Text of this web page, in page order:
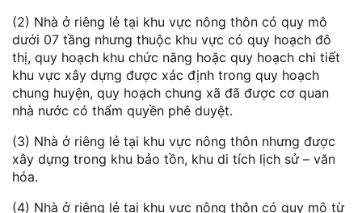
(2) Nhà ở riêng lẻ tại khu vực nông thôn có quy mô
dưới 07 tầng nhưng thuộc khu vực có quy hoạch đô
thị, quy hoạch khu chức năng hoặc quy hoạch chi tiết
khu vực xây dựng được xác định trong quy hoạch
chung huyện, quy hoạch chung xã đã được cơ quan
nhà nước có thẩm quyền phê duyệt.
(3) Nhà ở riêng lẻ tại khu vực nông thôn nhưng được
xây dựng trong khu bảo tồn, khu di tích lịch sử – văn
hóa.
(4) Nhà ở riêng lẻ tại khu vực nông thôn có quy mô từ